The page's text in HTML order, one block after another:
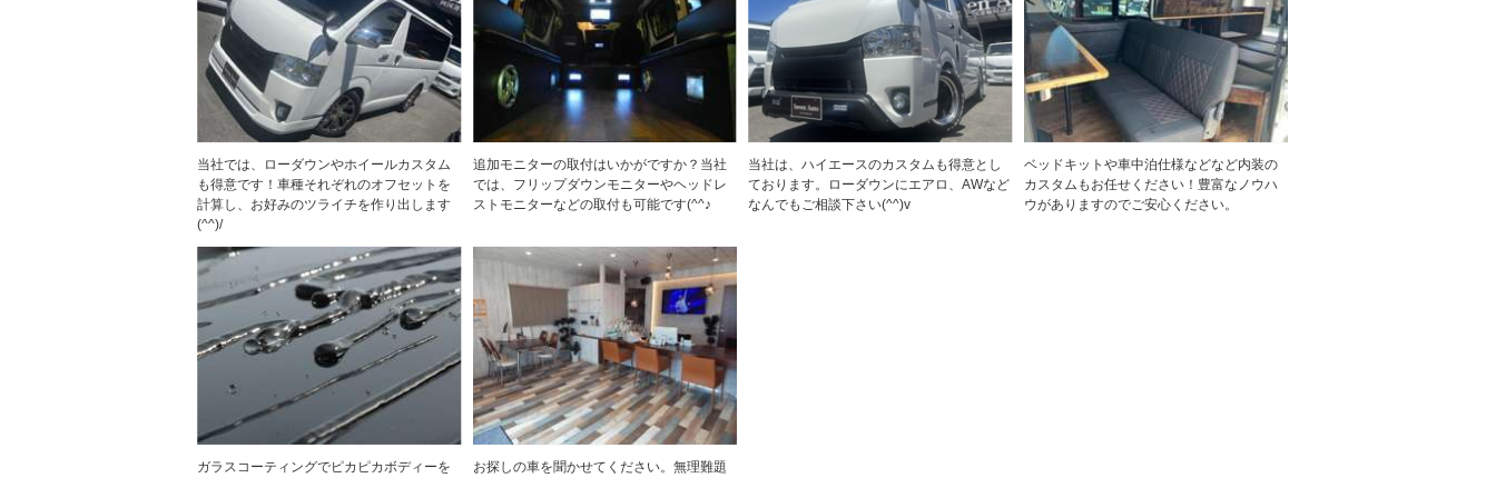
当社では、ローダウンやホイールカスタム
も得意です！車種それぞれのオフセットを
計算し、お好みのツライチを作り出します
(^^)/
追加モニターの取付はいかがですか？当社
では、フリップダウンモニターやヘッドレ
ストモニターなどの取付も可能です(^^♪
当社は、ハイエースのカスタムも得意とし
ております。ローダウンにエアロ、AWなど
なんでもご相談下さい(^^)v
ベッドキットや車中泊仕様などなど内装の
カスタムもお任せください！豊富なノウハ
ウがありますのでご安心ください。
ガラスコーティングでピカピカボディーを
お探しの車を聞かせてください。無理難題